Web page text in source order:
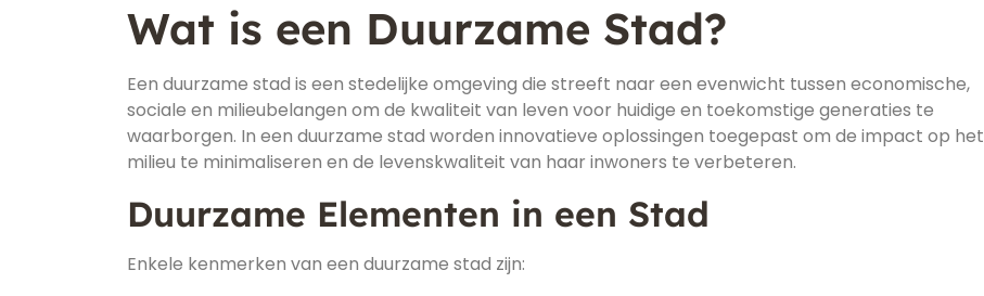
Wat is een Duurzame Stad?
Een duurzame stad is een stedelijke omgeving die streeft naar een evenwicht tussen economische,
sociale en milieubelangen om de kwaliteit van leven voor huidige en toekomstige generaties te
waarborgen. In een duurzame stad worden innovatieve oplossingen toegepast om de impact op het
milieu te minimaliseren en de levenskwaliteit van haar inwoners te verbeteren.
Duurzame Elementen in een Stad
Enkele kenmerken van een duurzame stad zijn: